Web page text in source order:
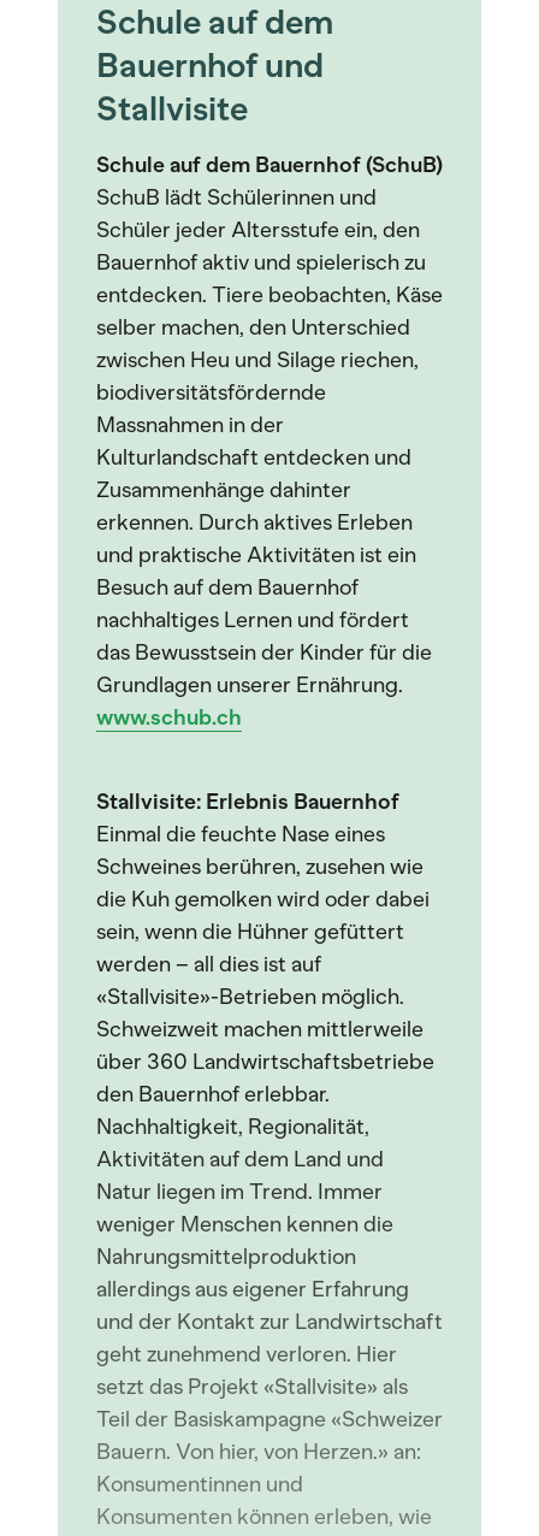
Schule auf dem
Bauernhof und
Stallvisite
Schule auf dem Bauernhof (SchuB)
SchuB lädt Schülerinnen und
Schüler jeder Altersstufe ein, den
Bauernhof aktiv und spielerisch zu
entdecken. Tiere beobachten, Käse
selber machen, den Unterschied
zwischen Heu und Silage riechen,
biodiversitätsfördernde
Massnahmen in der
Kulturlandschaft entdecken und
Zusammenhänge dahinter
erkennen. Durch aktives Erleben
und praktische Aktivitäten ist ein
Besuch auf dem Bauernhof
nachhaltiges Lernen und fördert
das Bewusstsein der Kinder für die
Grundlagen unserer Ernährung.
www.schub.ch
Stallvisite: Erlebnis Bauernhof
Einmal die feuchte Nase eines
Schweines berühren, zusehen wie
die Kuh gemolken wird oder dabei
sein, wenn die Hühner gefüttert
werden – all dies ist auf
«Stallvisite»-Betrieben möglich.
Schweizweit machen mittlerweile
über 360 Landwirtschaftsbetriebe
den Bauernhof erlebbar.
Nachhaltigkeit, Regionalität,
Aktivitäten auf dem Land und
Natur liegen im Trend. Immer
weniger Menschen kennen die
Nahrungsmittelproduktion
allerdings aus eigener Erfahrung
und der Kontakt zur Landwirtschaft
geht zunehmend verloren. Hier
setzt das Projekt «Stallvisite» als
Teil der Basiskampagne «Schweizer
Bauern. Von hier, von Herzen.» an:
Konsumentinnen und
Konsumenten können erleben, wie